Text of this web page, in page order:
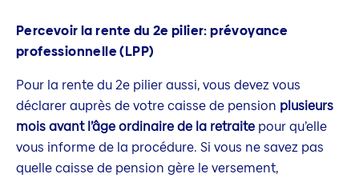
Percevoir la rente du 2e pilier: prévoyance
professionnelle (LPP)
Pour la rente du 2e pilier aussi, vous devez vous
déclarer auprès de votre caisse de pension plusieurs
mois avant l’âge ordinaire de la retraite pour qu’elle
vous informe de la procédure. Si vous ne savez pas
quelle caisse de pension gère le versement,